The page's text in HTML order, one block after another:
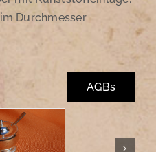
Durchmesser
AGBs